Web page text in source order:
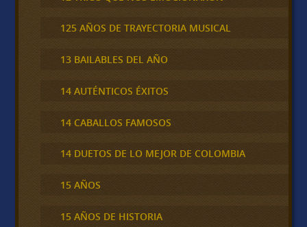
125 AÑOS DE TRAYECTORIA MUSICAL
13 BAILABLES DEL AÑO
14 AUTÉNTICOS ÉXITOS
14 CABALLOS FAMOSOS
14 DUETOS DE LO MEJOR DE COLOMBIA
15 AÑOS
15 AÑOS DE HISTORIA